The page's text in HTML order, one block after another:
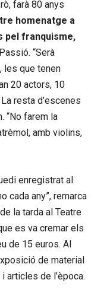
farà 80 anys
homenatge a
pel franquisme,
“Serà
les que tenen
20 actors, 10
resta d’escenes
“No farem la
amb violins,
enregistrat al
cada any”, remarca
la tarda al Teatre
es va cremar els
de 15 euros. Al
de material
articles de l’època.